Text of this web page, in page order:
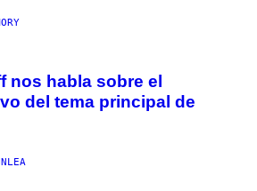
nos habla sobre el
del tema principal de